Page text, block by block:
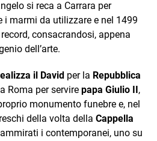
si reca a Carrara per
i marmi da utilizzare e nel 1499
consacrandosi, appena
dell’arte.
il David per la Repubblica
Roma per servire papa Giulio II,
monumento funebre e, nel
della volta della Cappella
i contemporanei, uno su